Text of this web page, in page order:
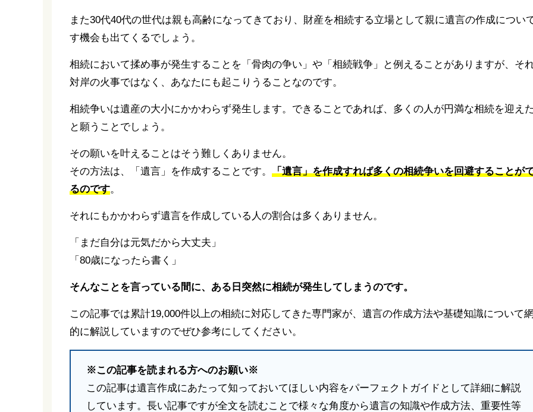
また30代40代の世代は親も高齢になってきており、財産を相続する立場として親に遺言の作成につい
す機会も出てくるでしょう。
相続において揉め事が発生することを「骨肉の争い」や「相続戦争」と例えることがありますが、そ
対岸の火事ではなく、あなたにも起こりうることなのです。
相続争いは遺産の大小にかかわらず発生します。できることであれば、多くの人が円満な相続を迎え
と願うことでしょう。
その願いを叶えることはそう難しくありません。
その方法は、「遺言」を作成することです。 「遺言」を作成すれば多くの相続争いを回避することが
るのです。
それにもかかわらず遺言を作成している人の割合は多くありません。
「まだ自分は元気だから大丈夫」
「80歳になったら書く」
そんなことを言っている間に、ある日突然に相続が発生してしまうのです。
この記事では累計19,000件以上の相続に対応してきた専門家が、遺言の作成方法や基礎知識について
的に解説していますのでぜひ参考にしてください。
※この記事を読まれる方へのお願い※
この記事は遺言作成にあたって知っておいてほしい内容をパーフェクトガイドとして詳細に解説
しています。長い記事ですが全文を読むことで様々な角度から遺言の知識や作成方法、重要性等